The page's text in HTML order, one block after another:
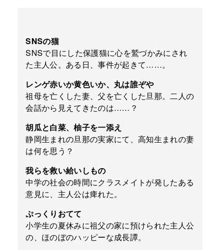
SNSの猫
SNSで目にした保護猫に心を鷲づかみにされ
た主人公。ある日、事件が起きて……。
レンゲ赤いか黄色いか、丸は誰ぞや
祖母を亡くした妻、父を亡くした旦那。二人の
会話から見えてきたのは……？
胡瓜と白菜、柚子を一添え
静岡生まれの旦那の実家にて、高知生まれの妻
は何を思う？
我らを救い給いしもの
中学の社会の時間にクラスメイトが発したある
意見に、主人公は痺れた。
ぷっくりおてて
小学生の夏休みに祖父の家に預けられた主人公
の、ほのぼのハッピーな成長譚。